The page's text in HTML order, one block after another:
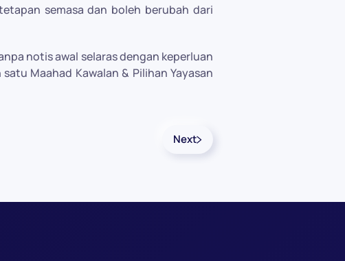
semasa dan boleh berubah dari
notis awal selaras dengan keperluan
Maahad Kawalan & Pilihan Yayasan
Next